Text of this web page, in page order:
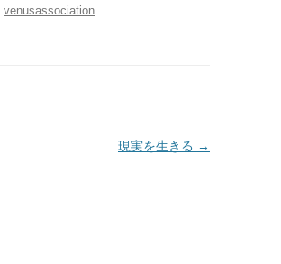
venusassociation
現実を生きる →